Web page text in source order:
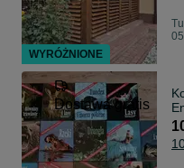
Dostawa gratis
WYRÓŻNIONE